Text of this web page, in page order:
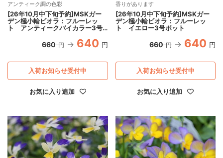
アンティーク調の色彩
[26年10月中下旬予約]MSKガー
デン極小輪ビオラ：フルーレッ
ト アンティークバイカラー3号
660 円 640 円
お気に入り追加
入荷お知らせ受付中
香りがあります
[26年10月中下旬予約]MSKガー
デン極小輪ビオラ：フルーレッ
ト イエロー3号ポット
660 円 640 円
お気に入り追加
入荷お知らせ受付中